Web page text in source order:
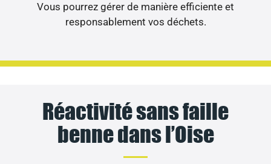
Vous pourrez gérer de manière efficiente et
responsablement vos déchets.
Réactivité sans faille
benne dans l’Oise